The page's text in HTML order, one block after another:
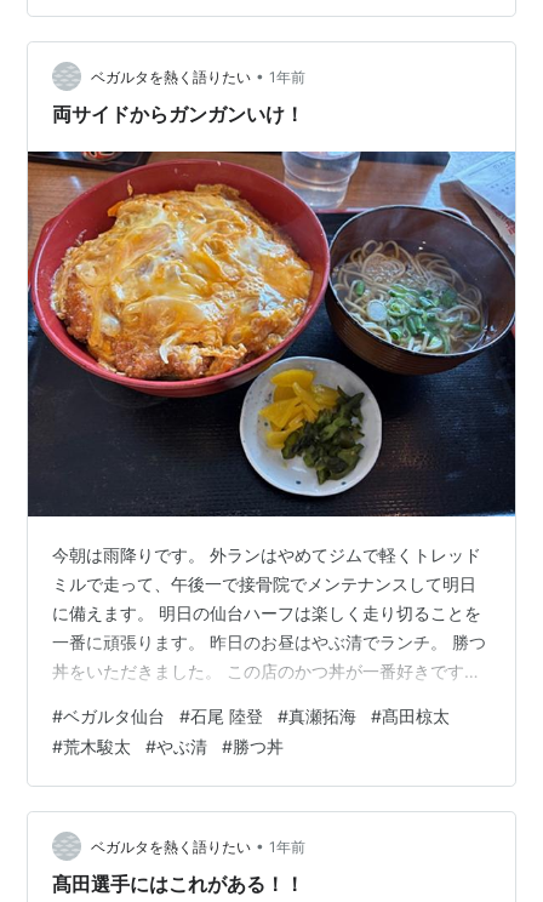
乗のメイショウタバルで先行押し切って優勝。もう最高
に気分いいですよ。 昨日は午前中七北田公園ラン。 快晴
ランで気持ち良かったです。 小学生のマラソン大会が開
催されてました。 午後からスポで…
ベガルタを熱く語りたい • 1年前
両サイドからガンガンいけ！
今朝は雨降りです。 外ランはやめてジムで軽くトレッド
ミルで走って、午後一で接骨院でメンテナンスして明日
に備えます。 明日の仙台ハーフは楽しく走り切ることを
一番に頑張ります。 昨日のお昼はやぶ清でランチ。 勝つ
丼をいただきました。 この店のかつ丼が一番好きです。
の記事のように石尾の左からのドリブル突破と右サイド
の真瀬と高田の攻撃参加で相手をかき回して勝機をつか
むと期待してます。 FW荒木選手も初ゴール後2試合連続
得点で勢いを感じます。 サポ仲間も多く参戦してるし、
お土産を３つ持ち帰ってくるのを待ってます(^^♪
kahoku.news ベガル…
#ベガルタ仙台 #石尾 陸登 #真瀬拓海 #髙田椋太
#荒木駿太 #やぶ清 #勝つ丼
ベガルタを熱く語りたい • 1年前
髙田選手にはこれがある！！